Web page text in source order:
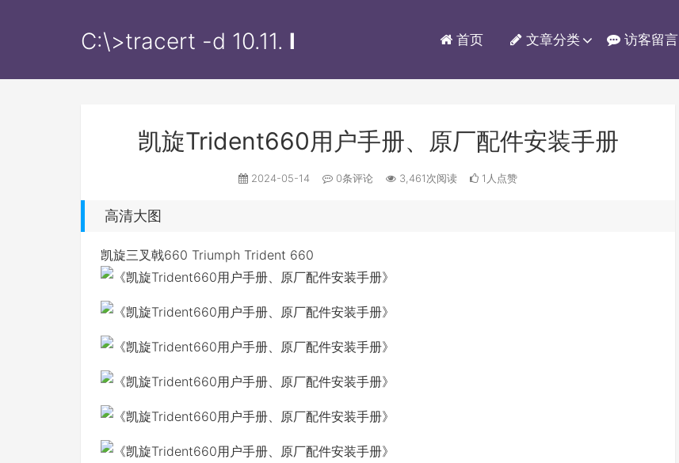
C:\>tracert -d 10.11.12.1 首页 文章分类 访客留言
凯旋Trident660用户手册、原厂配件安装手册
2024-05-14 0条评论 3,461次阅读 1人点赞
高清大图
凯旋三叉戟660 Triumph Trident 660